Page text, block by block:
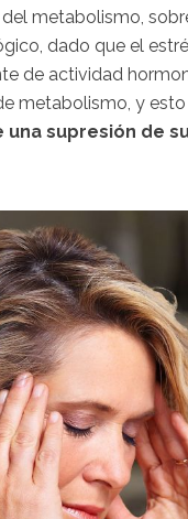
metabolismo,
dado que el
de actividad
metabolismo, y esto
una supresión de